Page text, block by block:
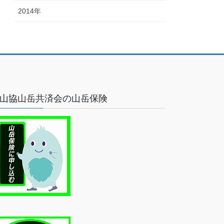
2014年
協山岳共済会の山岳保険